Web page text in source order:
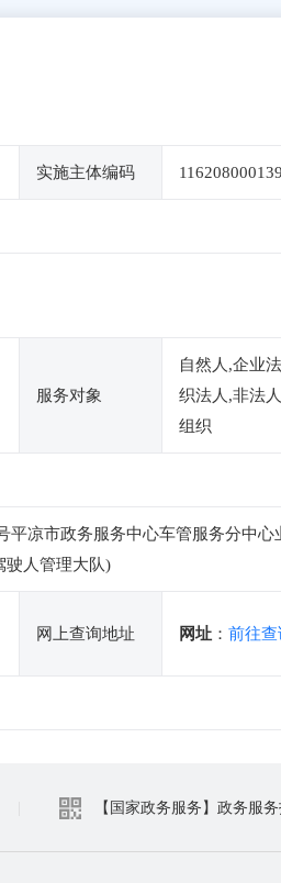
实施主体编码
服务对象
自然人,企业
织法人,非法
组织
平凉市政务服务中心车管服务分中心
驶人管理大队)
网上查询地址 网址 ： 前往查
【国家政务服务】政务服